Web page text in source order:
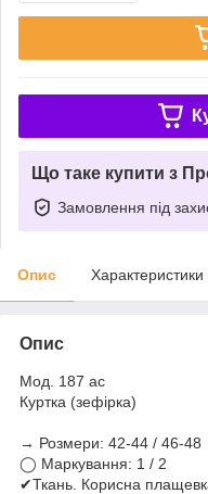
Що таке купити з
Замовлення під
Опис Характеристики
Опис
Мод. 187 ас
Куртка (зефірка)
→ Розмери: 42-44 / 46-48
◯ Маркування: 1 / 2
✔Ткань. Корисна